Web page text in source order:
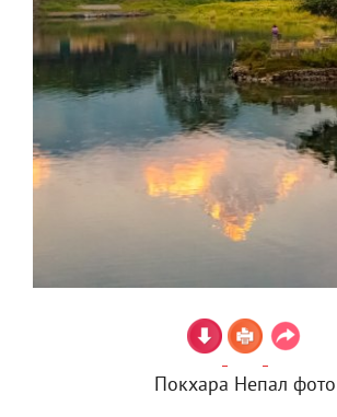
Покхара Непал фото